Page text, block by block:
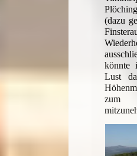
(dazu
könnte
Lust
zum